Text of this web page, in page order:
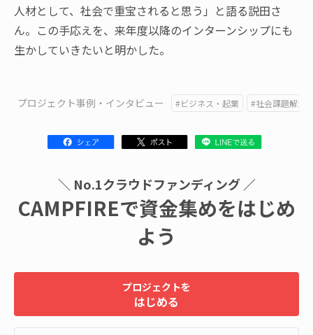
人材として、社会で重宝されると思う」と語る説田さ
ん。この手応えを、来年度以降のインターンシップにも
生かしていきたいと明かした。
プロジェクト事例・インタビュー #ビジネス・起業 #社会課題解決
＼ No.1クラウドファンディング ／
CAMPFIREで資金集めをはじめ
よう
プロジェクトを
はじめる